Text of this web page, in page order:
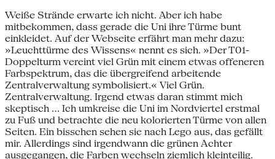
Weiße Strände erwarte ich nicht. Aber ich habe
mitbekommen, dass gerade die Uni ihre Türme bunt
einkleidet. Auf der Webseite erfährt man mehr dazu:
»Leuchttürme des Wissens« nennt es sich. »Der T01-
Doppelturm vereint viel Grün mit einem etwas offeneren
Farbspektrum, das die übergreifend arbeitende
Zentralverwaltung symbolisiert.« Viel Grün.
Zentralverwaltung. Irgend etwas daran stimmt mich
skeptisch … Ich umkreise die Uni im Nordviertel erstmal
zu Fuß und betrachte die neu kolorierten Türme von allen
Seiten. Ein bisschen sehen sie nach Lego aus, das gefällt
mir. Allerdings sind irgendwann die grünen Achter
ausgegangen, die Farben wechseln ziemlich kleinteilig.